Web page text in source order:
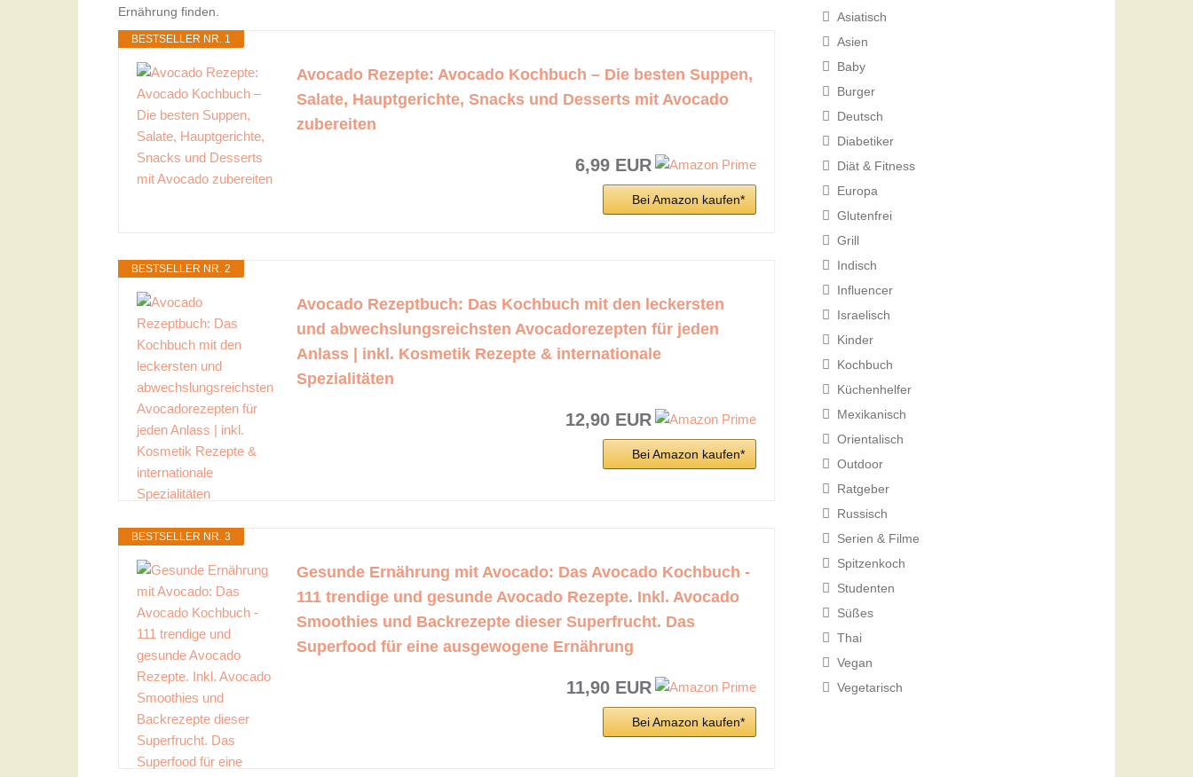
Ernährung finden.
BESTSELLER NR. 1
Avocado Rezepte: Avocado Kochbuch – Die besten Suppen,
Salate, Hauptgerichte, Snacks und Desserts mit Avocado
zubereiten
6,99 EUR
Bei Amazon kaufen*
BESTSELLER NR. 2
Avocado Rezeptbuch: Das Kochbuch mit den leckersten
und abwechslungsreichsten Avocadorezepten für jeden
Anlass | inkl. Kosmetik Rezepte & internationale
Spezialitäten
12,90 EUR
Bei Amazon kaufen*
BESTSELLER NR. 3
Gesunde Ernährung mit Avocado: Das Avocado Kochbuch -
111 trendige und gesunde Avocado Rezepte. Inkl. Avocado
Smoothies und Backrezepte dieser Superfrucht. Das
Superfood für eine ausgewogene Ernährung
11,90 EUR
Bei Amazon kaufen*
Asiatisch
Asien
Baby
Burger
Deutsch
Diabetiker
Diät & Fitness
Europa
Glutenfrei
Grill
Indisch
Influencer
Israelisch
Kinder
Kochbuch
Küchenhelfer
Mexikanisch
Orientalisch
Outdoor
Ratgeber
Russisch
Serien & Filme
Spitzenkoch
Studenten
Süßes
Thai
Vegan
Vegetarisch